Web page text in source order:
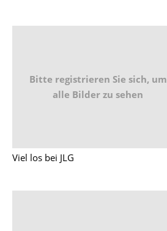
Bitte registrieren Sie sich, um
alle Bilder zu sehen
Viel los bei JLG